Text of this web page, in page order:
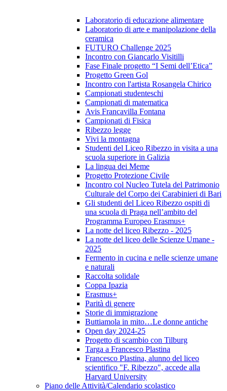
Laboratorio di educazione alimentare
Laboratorio di arte e manipolazione della
ceramica
FUTURO Challenge 2025
Incontro con Giancarlo Visitilli
Fase Finale progetto “I Semi dell’Etica”
Progetto Green Gol
Incontro con l'artista Rosangela Chirico
Campionati studenteschi
Campionati di matematica
Avis Francavilla Fontana
Campionati di Fisica
Ribezzo legge
Vivi la montagna
Studenti del Liceo Ribezzo in visita a una
scuola superiore in Galizia
La lingua dei Meme
Progetto Protezione Civile
Incontro col Nucleo Tutela del Patrimonio
Culturale del Corpo dei Carabinieri di Bari
Gli studenti del Liceo Ribezzo ospiti di
una scuola di Praga nell’ambito del
Programma Europeo Erasmus+
La notte del liceo Ribezzo - 2025
La notte del liceo delle Scienze Umane -
2025
Fermento in cucina e nelle scienze umane
e naturali
Raccolta solidale
Coppa Ipazia
Erasmus+
Parità di genere
Storie di immigrazione
Buttiamola in mito…Le donne antiche
Open day 2024-25
Progetto di scambio con Tilburg
Targa a Francesco Plastina
Francesco Plastina, alunno del liceo
scientifico "F. Ribezzo", accede alla
Harvard University
Piano delle Attività/Calendario scolastico